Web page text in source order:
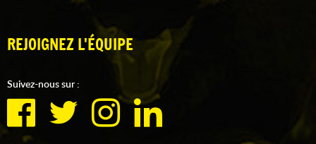
REJOIGNEZ L'ÉQUIPE
Suivez-nous sur :